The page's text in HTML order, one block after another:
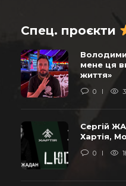
Спец. проєкти
мене ця
життя»
0
Сергій
Хартія,
0